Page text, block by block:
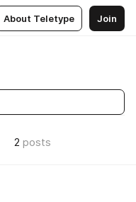
About Teletype Join
2 posts